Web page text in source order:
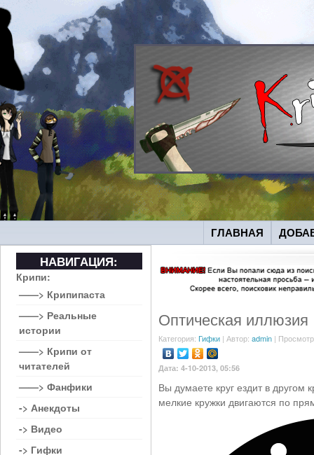
ГЛАВНАЯ
Оптическая иллюзия
Категория: Гифки | Автор: admin |
Дата: 4-10-2013, 05:56
Вы думаете круг ездит в другом
мелкие кружки двигаются по
НАВИГАЦИЯ:
Крипи:
——> Крипипаста
——> Реальные
истории
——> Крипи от
читателей
——> Фанфики
-> Анекдоты
-> Видео
-> Гифки